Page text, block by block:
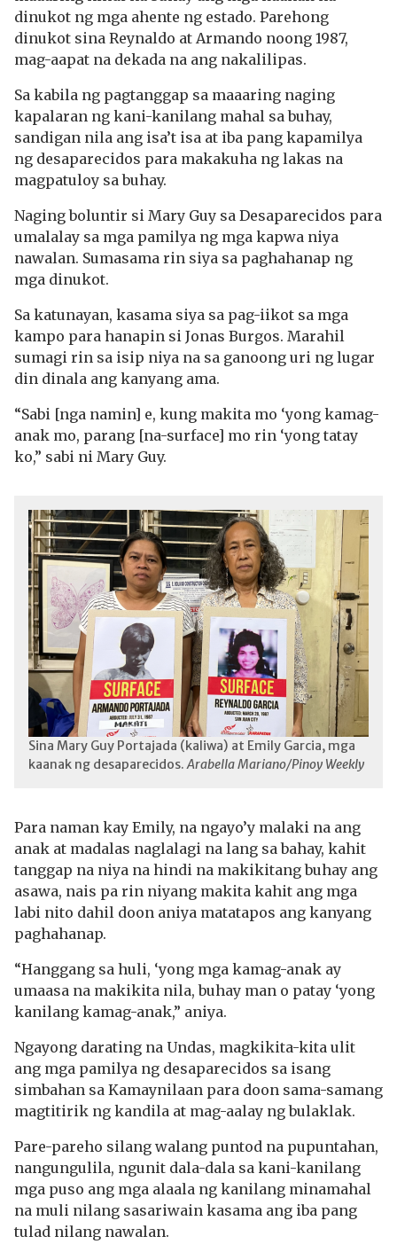
dinukot ng mga ahente ng estado. Parehong
dinukot sina Reynaldo at Armando noong 1987,
mag-aapat na dekada na ang nakalilipas.
Sa kabila ng pagtanggap sa maaaring naging
kapalaran ng kani-kanilang mahal sa buhay,
sandigan nila ang isa’t isa at iba pang kapamilya
ng desaparecidos para makakuha ng lakas na
magpatuloy sa buhay.
Naging boluntir si Mary Guy sa Desaparecidos para
umalalay sa mga pamilya ng mga kapwa niya
nawalan. Sumasama rin siya sa paghahanap ng
mga dinukot.
Sa katunayan, kasama siya sa pag-iikot sa mga
kampo para hanapin si Jonas Burgos. Marahil
sumagi rin sa isip niya na sa ganoong uri ng lugar
din dinala ang kanyang ama.
“Sabi [nga namin] e, kung makita mo ‘yong kamag-
anak mo, parang [na-surface] mo rin ‘yong tatay
ko,” sabi ni Mary Guy.
Sina Mary Guy Portajada (kaliwa) at Emily Garcia, mga
kaanak ng desaparecidos.Arabella Mariano/Pinoy Weekly
Para naman kay Emily, na ngayo’y malaki na ang
anak at madalas naglalagi na lang sa bahay, kahit
tanggap na niya na hindi na makikitang buhay ang
asawa, nais pa rin niyang makita kahit ang mga
labi nito dahil doon aniya matatapos ang kanyang
paghahanap.
“Hanggang sa huli, ‘yong mga kamag-anak ay
umaasa na makikita nila, buhay man o patay ‘yong
kanilang kamag-anak,” aniya.
Ngayong darating na Undas, magkikita-kita ulit
ang mga pamilya ng desaparecidos sa isang
simbahan sa Kamaynilaan para doon sama-samang
magtitirik ng kandila at mag-aalay ng bulaklak.
Pare-pareho silang walang puntod na pupuntahan,
nangungulila, ngunit dala-dala sa kani-kanilang
mga puso ang mga alaala ng kanilang minamahal
na muli nilang sasariwain kasama ang iba pang
tulad nilang nawalan.